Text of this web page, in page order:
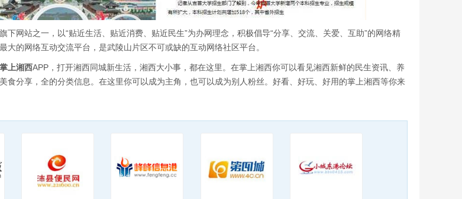
下网站之一，以“贴近生活、贴近消费、贴近民生”为办网理念，积极倡导“分享、交流、关爱、互助”的网络精
大的网络互动交流平台，是武陵山片区不可或缺的互动网络社区平台。
掌上湘西APP，打开湘西同城新生活，湘西大小事，都在这里。在掌上湘西你可以看见湘西新鲜的民生资讯、养
食分享，全的分类信息。在这里你可以成为主角，也可以成为别人粉丝。好看、好玩、好用的掌上湘西等你来